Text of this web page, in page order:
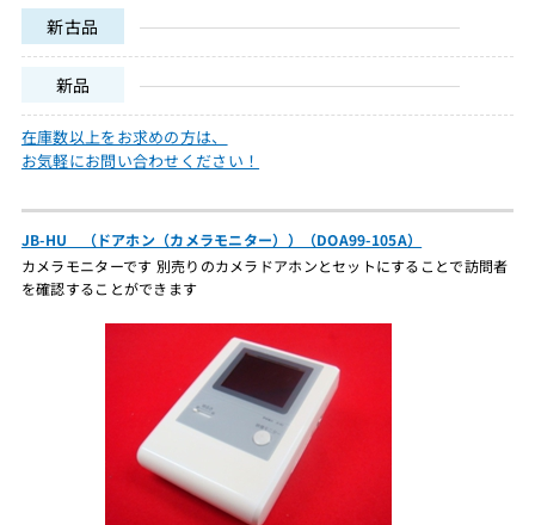
新古品
新品
在庫数以上をお求めの方は、
お気軽にお問い合わせください！
JB-HU （ドアホン（カメラモニター））（DOA99-105A）
カメラモニターです 別売りのカメラドアホンとセットにすることで訪問者
を確認することができます